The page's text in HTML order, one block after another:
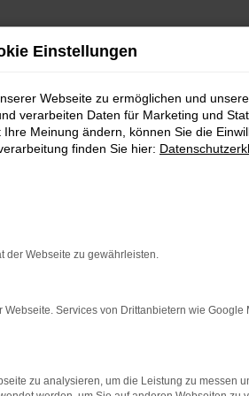
verhindern. Funktioniert die Seite in
Stand sind.
dass bestimmte Funktionen
Einstellungen
Webseite zu ermöglichen und
verarbeiten Daten für Marketing und
Meinung ändern, können Sie die
finden Sie hier:
der Webseite zu gewährleisten.
Services von Drittanbietern wie Google
zu analysieren, um die Leistung zu messen